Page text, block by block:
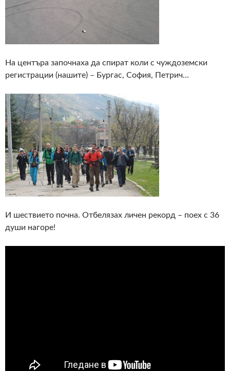
На центъра започнаха да спират коли с чуждоземски
регистрации (нашите) – Бургас, София, Петрич…
И шествието почна. Отбелязах личен рекорд – поех с 36
души нагоре!